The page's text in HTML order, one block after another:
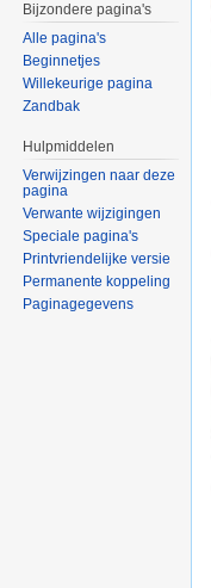
Bijzondere pagina's
Alle pagina's
Beginnetjes
Willekeurige pagina
Zandbak
Hulpmiddelen
Verwijzingen naar deze
pagina
Verwante wijzigingen
Speciale pagina's
Printvriendelijke versie
Permanente koppeling
Paginagegevens